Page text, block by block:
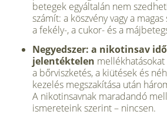
betegek egyáltalán nem
számít: a köszvény vagy a
a fekély-, a cukor- és a
Negyedszer: a nikotinsav
jelentéktelen
a bőrviszketés, a kiütések és
kezelés megszakítása után
A nikotinsavnak maradandó
ismereteink szerint – nincsen.